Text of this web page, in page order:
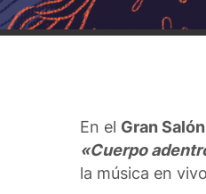
En el Gran Salón
«Cuerpo
la música en